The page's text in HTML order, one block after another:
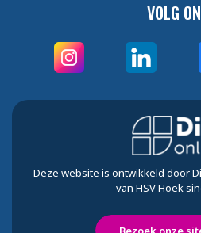
VOLG
Deze website is ontwikkeld door
van HSV Hoek